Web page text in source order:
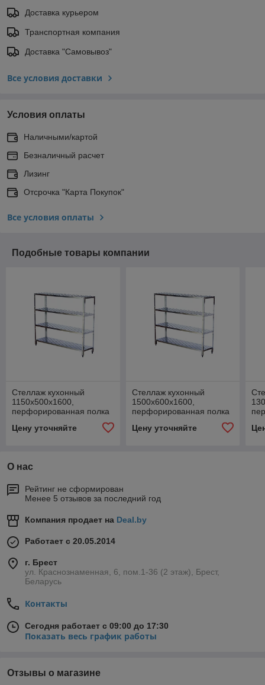
Доставка курьером
Транспортная компания
Доставка "Самовывоз"
Все условия доставки
Условия оплаты
Наличными/картой
Безналичный расчет
Лизинг
Отсрочка "Карта Покупок"
Все условия оплаты
Подобные товары компании
Стеллаж кухонный
1150х500х1600,
перфорированная полка
Цену уточняйте
Стеллаж кухонный
1500х600х1600,
перфорированная полка
Цену уточняйте
О нас
Рейтинг не сформирован
Менее 5 отзывов за последний год
Компания продает на Deal.by
Работает с 20.05.2014
г. Брест
ул. Краснознаменная, 6, пом.1-36 (2 этаж), Брест,
Беларусь
Контакты
Сегодня работает с 09:00 до 17:30
Показать весь график работы
Отзывы о магазине